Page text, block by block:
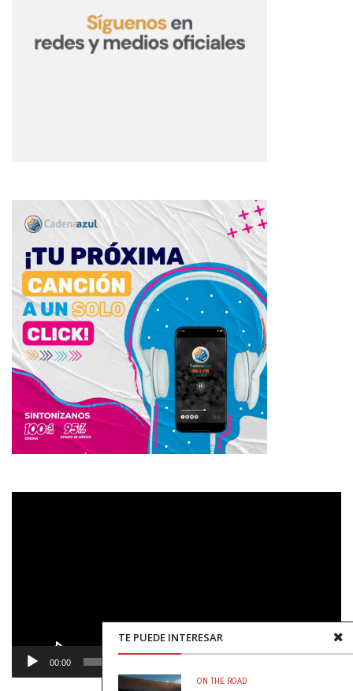
TE PUEDE INTERESAR
ON THE ROAD
00:00